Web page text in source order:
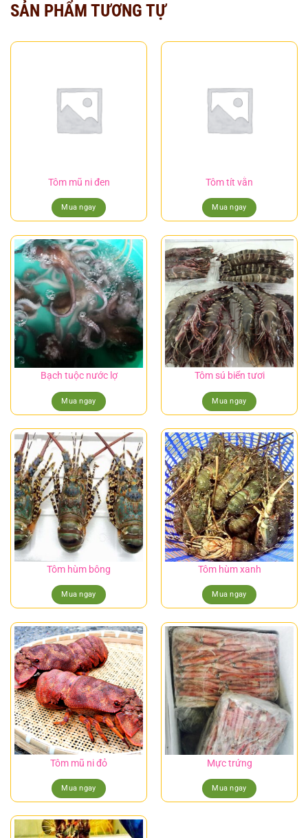
SẢN PHẨM TƯƠNG TỰ
Tôm mũ ni đen
Mua ngay
Tôm tít vằn
Mua ngay
Bạch tuộc nước lợ
Mua ngay
Tôm sú biển tươi
Mua ngay
Tôm hùm bông
Mua ngay
Tôm hùm xanh
Mua ngay
Tôm mũ ni đỏ
Mua ngay
Mực trứng
Mua ngay